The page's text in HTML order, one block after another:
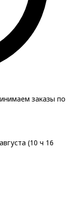
заказы по
(10 ч 16